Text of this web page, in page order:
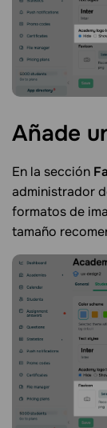
Añade
En la sección
administrador
formatos de
tamaño